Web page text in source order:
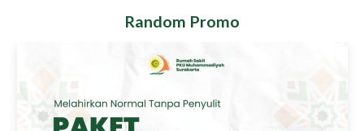
Random Promo